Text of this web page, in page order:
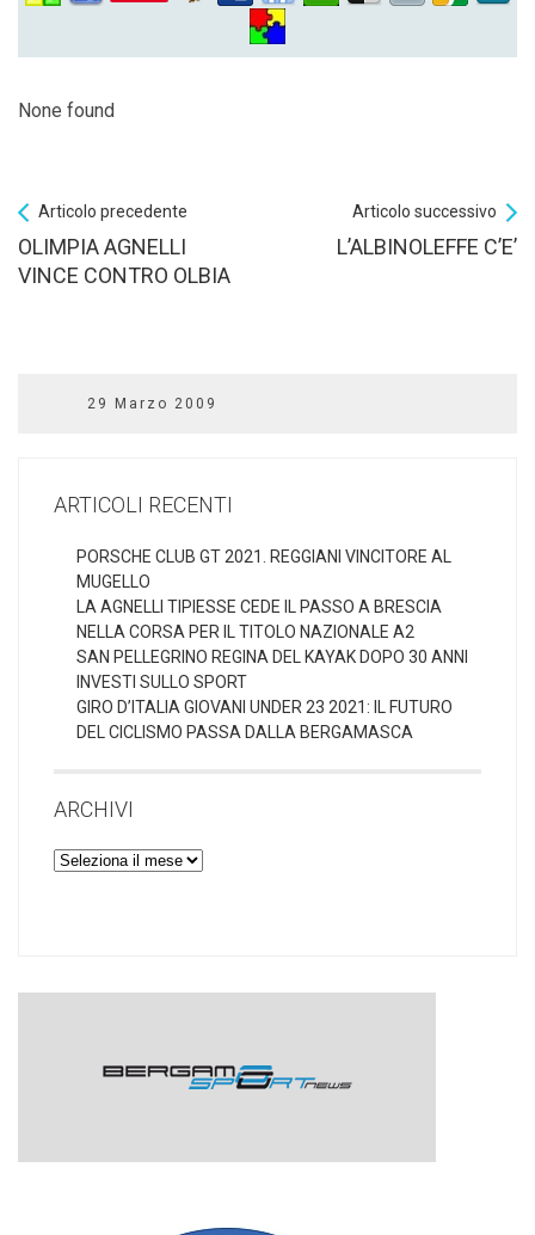
None found
Articolo precedente
OLIMPIA AGNELLI
VINCE CONTRO OLBIA
Articolo successivo
L’ALBINOLEFFE C’E’
29 Marzo 2009
ARTICOLI RECENTI
PORSCHE CLUB GT 2021. REGGIANI VINCITORE AL
MUGELLO
LA AGNELLI TIPIESSE CEDE IL PASSO A BRESCIA
NELLA CORSA PER IL TITOLO NAZIONALE A2
SAN PELLEGRINO REGINA DEL KAYAK DOPO 30 ANNI
INVESTI SULLO SPORT
GIRO D’ITALIA GIOVANI UNDER 23 2021: IL FUTURO
DEL CICLISMO PASSA DALLA BERGAMASCA
ARCHIVI
Archivi